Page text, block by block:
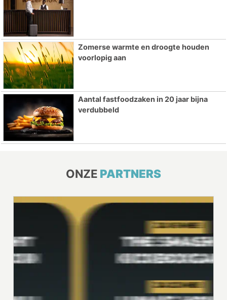
Zomerse warmte en droogte houden
voorlopig aan
Aantal fastfoodzaken in 20 jaar bijna
verdubbeld
ONZE PARTNERS